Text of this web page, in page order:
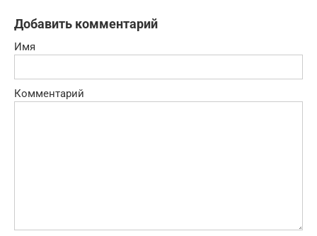
Добавить комментарий
Имя
Комментарий